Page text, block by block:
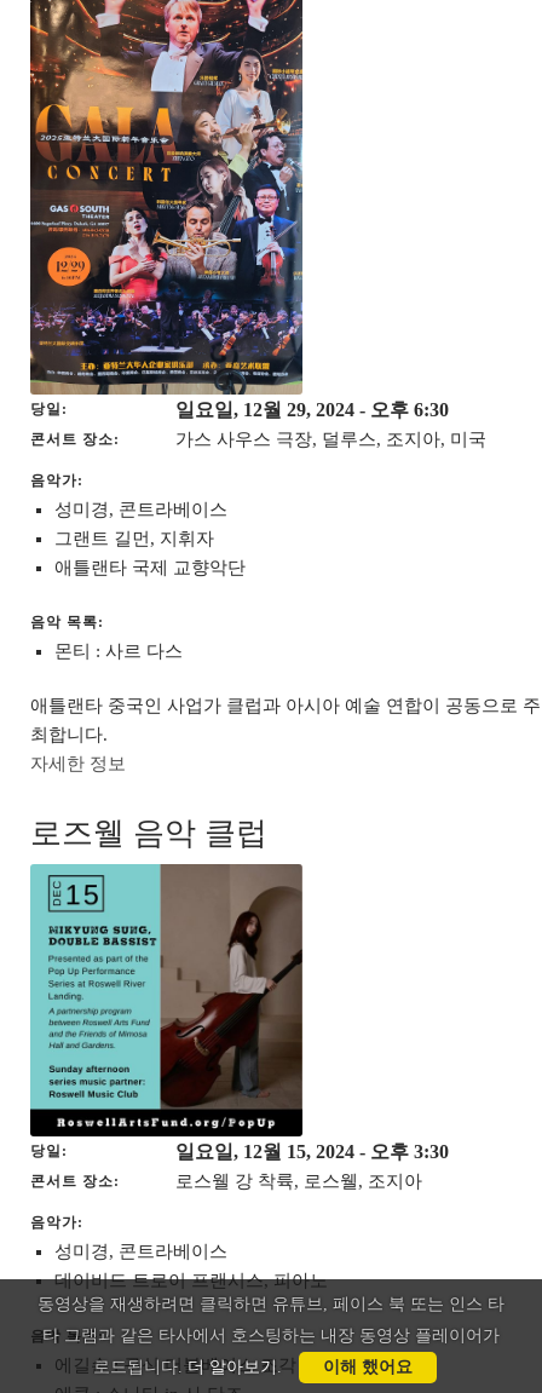
당일 일요일, 12월 29, 2024 - 오후 6:30
콘서트 장소 가스 사우스 극장, 덜루스, 조지아, 미국
음악가:
성미경, 콘트라베이스
그랜트 길먼, 지휘자
애틀랜타 국제 교향악단
음악 목록:
몬티 : 사르 다스
애틀랜타 중국인 사업가 클럽과 아시아 예술 연합이 공동으로 주
최합니다.
자세한 정보
로즈웰 음악 클럽
당일 일요일, 12월 15, 2024 - 오후 3:30
콘서트 장소 로스웰 강 착륙, 로스웰, 조지아
음악가:
성미경, 콘트라베이스
데이비드 트로이 프랜시스, 피아노
음악 목록:
에길손 : 구식 더블베이스 조각
동영상을 재생하려면 클릭하면 유튜브, 페이스 북 또는 인스 타
타 그램과 같은 타사에서 호스팅하는 내장 동영상 플레이어가
로드됩니다.더 알아보기. 이해 했어요